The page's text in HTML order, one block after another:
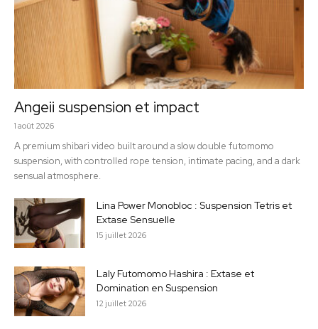
Angeii suspension et impact
1 août 2026
A premium shibari video built around a slow double futomomo
suspension, with controlled rope tension, intimate pacing, and a dark
sensual atmosphere.
Lina Power Monobloc : Suspension Tetris et
Extase Sensuelle
15 juillet 2026
Laly Futomomo Hashira : Extase et
Domination en Suspension
12 juillet 2026